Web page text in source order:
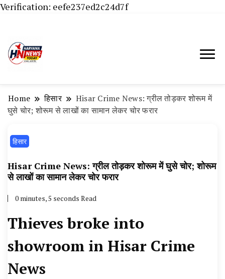
Verification: eefe237ed2c24d7f
हांसी, जींद और हरियाणा की ताजा खबरें
Haryana News Today, Haryana Live, Live
चैनल, Haryana News Today, Latest News
Hisar, Hisar Breaking News, Hansi News
Taaja Khabar, Haryana Crime News Today,
Weather Update in Haryana, Weather Alert
Haryana Police Fir, Haryana Portet Update
News, Student Portest News, Kisan Protest
News, AHN News, Abtak Haryana News,
Home हिसार
Hisar Crime News: ग्रील तोड़कर शोरूम में
घुसे चोर; शोरूम से लाखों का सामान लेकर चोर फरार
हिसार
Hisar Crime News: ग्रील तोड़कर शोरूम में घुसे चोर; शोरूम
से लाखों का सामान लेकर चोर फरार
0 minutes, 5 seconds Read
Thieves broke into
showroom in Hisar Crime
News